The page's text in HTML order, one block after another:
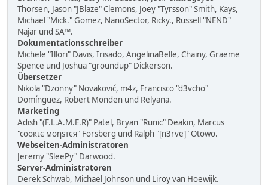
Thorsen, Jason "JBlaze" Clemons, Joey "Tyrsson" Smith, Kays,
Michael "Mick." Gomez, NanoSector, Ricky., Russell "NEND"
Najar und SA™.
Dokumentationsschreiber
Michele "Illori" Davis, Irisado, AngelinaBelle, Chainy, Graeme
Spence und Joshua "groundup" Dickerson.
Übersetzer
Nikola "Dzonny" Novaković, m4z, Francisco "d3vcho"
Domínguez, Robert Monden und Relyana.
Marketing
Adish "(F.L.A.M.E.R)" Patel, Bryan "Runic" Deakin, Marcus
"cσσкιє мσηѕтєя" Forsberg und Ralph "[n3rve]" Otowo.
Webseiten-Administratoren
Jeremy "SleePy" Darwood.
Server-Administratoren
Derek Schwab, Michael Johnson und Liroy van Hoewijk.